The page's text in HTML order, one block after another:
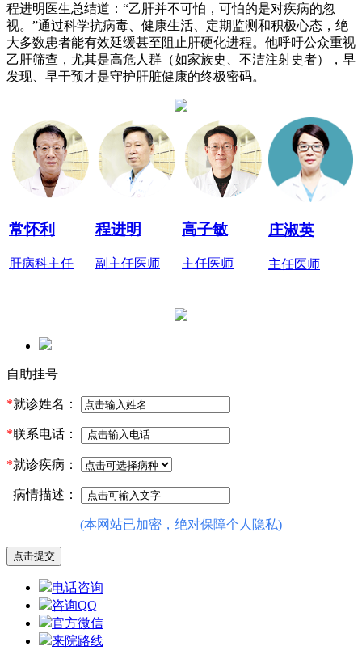
程进明医生总结道：“乙肝并不可怕，可怕的是对疾病的忽
视。”通过科学抗病毒、健康生活、定期监测和积极心态，绝
大多数患者能有效延缓甚至阻止肝硬化进程。他呼吁公众重视
乙肝筛查，尤其是高危人群（如家族史、不洁注射史者），早
发现、早干预才是守护肝脏健康的终极密码。
常怀利
肝病科主任
程进明
副主任医师
高子敏
主任医师
庄淑英
主任医师
自助挂号
*就诊姓名：
*联系电话：
*就诊疾病：
病情描述：
(本网站已加密，绝对保障个人隐私)
电话咨询
咨询QQ
官方微信
来院路线